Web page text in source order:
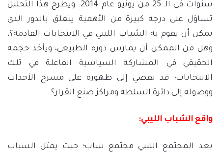
سنوات في الـ 25 من يونيو عام 2014. ويطرح هذا التحليل
تساؤل على درجة كبيرة من الأهمية يتعلق بالدور الذي
يمكن أن يقوم به الشباب الليبي في الانتخابات القادمة؟،
وهل من الممكن أن يمارس دوره الطبيعي، ويأخذ حجمه
الحقيقي في المشاركة السياسية الفاعلة في تلك
الانتخابات؛ قد تفضي إلى ظهوره على مسرح الأحداث
ووصوله إلى دائرة السلطة ومراكز صنع القرار؟.
واقع الشباب الليبي:
يعد المجتمع الليبي مجتمع شاب؛ حيث يمثل الشباب